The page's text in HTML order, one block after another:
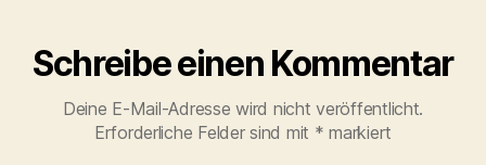
Schreibe einen Kommentar
Deine E-Mail-Adresse wird nicht veröffentlicht.
Erforderliche Felder sind mit * markiert